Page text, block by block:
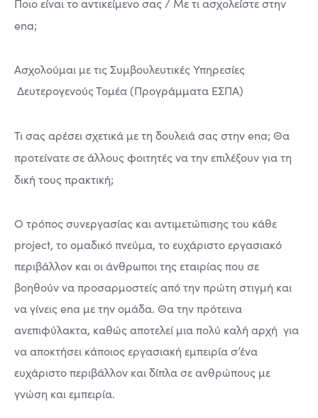
Ποιο είναι το αντικείμενο σας / Με τι ασχολείστε στην
ena;
Ασχολούμαι με τις Συμβουλευτικές Υπηρεσίες
Δευτερογενούς Τομέα (Προγράμματα ΕΣΠΑ)
Τι σας αρέσει σχετικά με τη δουλειά σας στην ena; Θα
προτείνατε σε άλλους φοιτητές να την επιλέξουν για τη
δική τους πρακτική;
Ο τρόπος συνεργασίας και αντιμετώπισης του κάθε
project, το ομαδικό πνεύμα, το ευχάριστο εργασιακό
περιβάλλον και οι άνθρωποι της εταιρίας που σε
βοηθούν να προσαρμοστείς από την πρώτη στιγμή και
να γίνεις ena με την ομάδα. Θα την πρότεινα
ανεπιφύλακτα, καθώς αποτελεί μια πολύ καλή αρχή για
να αποκτήσει κάποιος εργασιακή εμπειρία σ’ένα
ευχάριστο περιβάλλον και δίπλα σε ανθρώπους με
γνώση και εμπειρία.